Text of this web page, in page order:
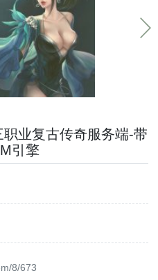
业复古传奇服务端-带
引擎
8/673